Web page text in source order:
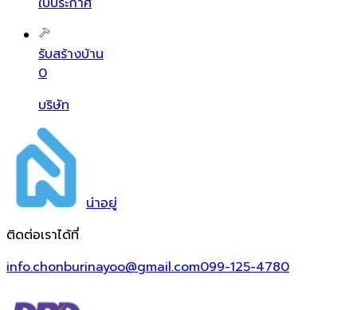
รับสร้างบ้าน
0
บริษัท
น่าอยู่
ติดต่อเราได้ที่
info.chonburinayoo@gmail.com099-125-4780